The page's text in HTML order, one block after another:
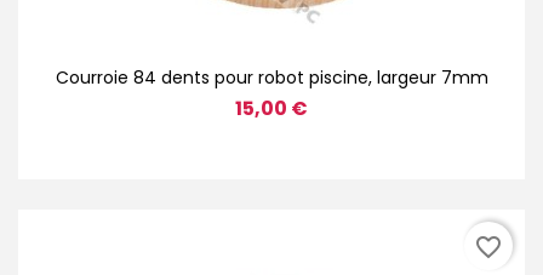
Courroie 84 dents pour robot piscine, largeur 7mm
15,00 €
favorite_border